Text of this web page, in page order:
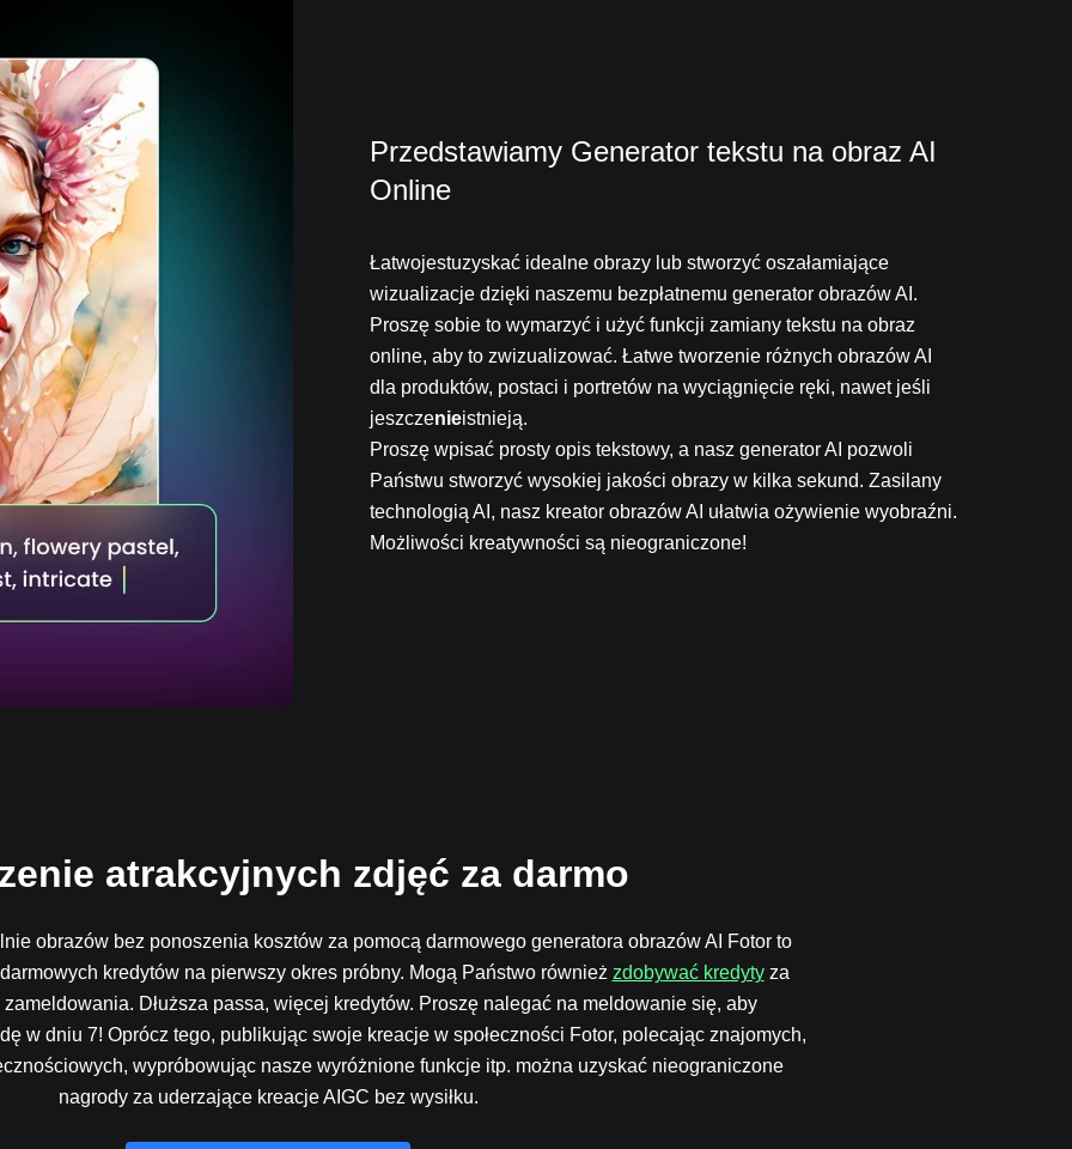
Przedstawiamy Generator tekstu na obraz AI
Online
Łatwojestuzyskać idealne obrazy lub stworzyć oszałamiające
wizualizacje dzięki naszemu bezpłatnemu generator obrazów AI.
Proszę sobie to wymarzyć i użyć funkcji zamiany tekstu na obraz
online, aby to zwizualizować. Łatwe tworzenie różnych obrazów AI
dla produktów, postaci i portretów na wyciągnięcie ręki, nawet jeśli
jeszczenieistnieją.
Proszę wpisać prosty opis tekstowy, a nasz generator AI pozwoli
Państwu stworzyć wysokiej jakości obrazy w kilka sekund. Zasilany
technologią AI, nasz kreator obrazów AI ułatwia ożywienie wyobraźni.
Możliwości kreatywności są nieograniczone!
atrakcyjnych zdjęć za darmo
obrazów bez ponoszenia kosztów za pomocą darmowego generatora obrazów AI Fotor to
kredytów na pierwszy okres próbny. Mogą Państwo również zdobywać kredytyza
Dłuższa passa, więcej kredytów. Proszę nalegać na meldowanie się, aby
w dniu 7! Oprócz tego, publikując swoje kreacje w społeczności Fotor, polecając znajomych,
wypróbowując nasze wyróżnione funkcje itp. można uzyskać nieograniczone
nagrody za uderzające kreacje AIGC bez wysiłku.